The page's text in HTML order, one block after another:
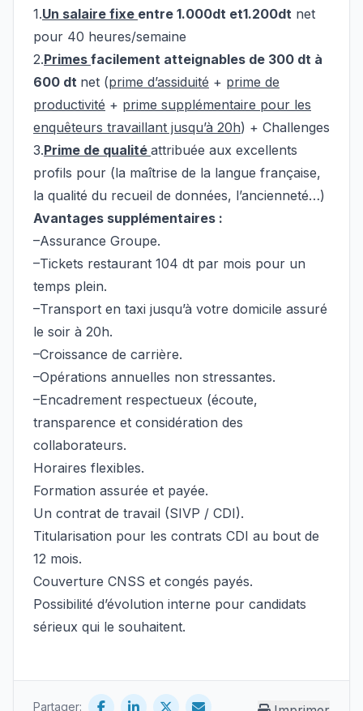
1.Un salaire fixe entre 1.000dt et1.200dt net
pour 40 heures/semaine
2.Primes facilement atteignables de 300 dt à
600 dt net (prime d’assiduité + prime de
productivité + prime supplémentaire pour les
enquêteurs travaillant jusqu’à 20h) + Challenges
3.Prime de qualité attribuée aux excellents
profils pour (la maîtrise de la langue française,
la qualité du recueil de données, l’ancienneté…)
Avantages supplémentaires :
–Assurance Groupe.
–Tickets restaurant 104 dt par mois pour un
temps plein.
–Transport en taxi jusqu’à votre domicile assuré
le soir à 20h.
–Croissance de carrière.
–Opérations annuelles non stressantes.
–Encadrement respectueux (écoute,
transparence et considération des
collaborateurs.
Horaires flexibles.
Formation assurée et payée.
Un contrat de travail (SIVP / CDI).
Titularisation pour les contrats CDI au bout de
12 mois.
Couverture CNSS et congés payés.
Possibilité d’évolution interne pour candidats
sérieux qui le souhaitent.
Partager: